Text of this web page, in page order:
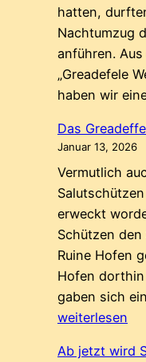
hatten,
Nachtumzug
anführen.
„Greadefele
haben wir
Das
Januar 13, 2026
Vermutlich
erweckt
Schützen
Ruine Hofen
Hofen
gaben sich
weiterlesen
Ab jetzt wird